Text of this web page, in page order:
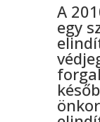
A
egy